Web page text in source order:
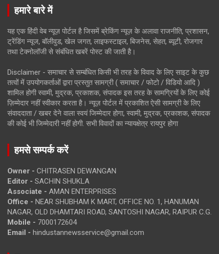
हमारे बारे में
यह एक हिंदी वेब न्यूज़ पोर्टल है जिसमें ब्रेकिंग न्यूज़ के अलावा राजनीति, प्रशासन,
ट्रेंडिंग न्यूज, बॉलीवुड, खेल जगत, लाइफस्टाइल, बिजनेस, सेहत, ब्यूटी, रोजगार
तथा टेक्नोलॉजी से संबंधित खबरें पोस्ट की जाती है।
Disclaimer - समाचार से सम्बंधित किसी भी तरह के विवाद के लिए साइट के कुछ
तत्वों में उपयोगकर्ताओं द्वारा प्रस्तुत सामग्री ( समाचार / फोटो / विडियो आदि )
शामिल होगी स्वामी, मुद्रक, प्रकाशक, संपादक इस तरह के सामग्रियों के लिए कोई
ज़िम्मेदार नहीं स्वीकार करता है। न्यूज़ पोर्टल में प्रकाशित ऐसी सामग्री के लिए
संवाददाता / खबर देने वाला स्वयं जिम्मेदार होगा, स्वामी, मुद्रक, प्रकाशक, संपादक
की कोई भी जिम्मेदारी नहीं होगी. सभी विवादों का न्यायक्षेत्र रायपुर होगा
हमसे सम्पर्क करें
Owner - CHITRASEN DEWANGAN
Editor - SACHIN SHUKLA
Associate - AMAN ENTERPRISES
Office - NEAR SHUBHAM K MART, OFFICE NO. 1, HANUMAN
NAGAR, OLD DHAMTARI ROAD, SANTOSHI NAGAR, RAIPUR C.G.
Mobile - 7000172604
Email - hindustannewsservice@gmail.com